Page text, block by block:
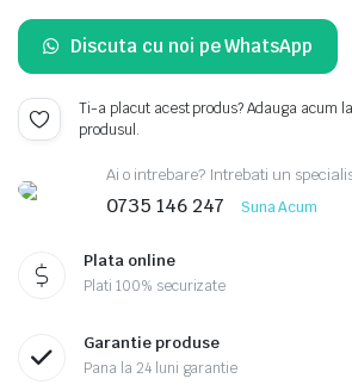
Discuta cu noi pe WhatsApp
Ti-a placut acest produs? Adauga acum
produsul.
Ai o intrebare? Intrebati un
0735 146 247 Suna Acum
Plata online
Plati 100% securizate
Garantie produse
Pana la 24 luni garantie